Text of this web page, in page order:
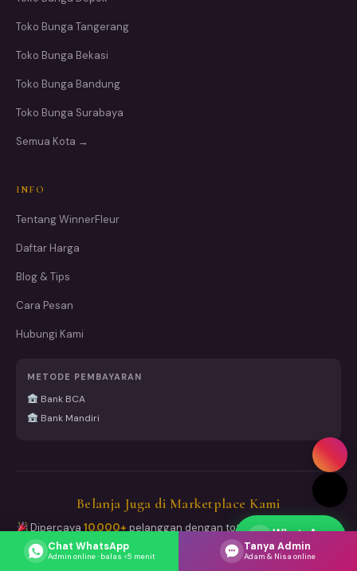
Toko Bunga Tangerang
Toko Bunga Bekasi
Toko Bunga Bandung
Toko Bunga Surabaya
Semua Kota →
INFO
Tentang WinnerFleur
Daftar Harga
Blog & Tips
Cara Pesan
Hubungi Kami
METODE PEMBAYARAN
Bank BCA
Bank Mandiri
Belanja Juga di Marketplace Kami
Dipercaya10.000+ pelanggan dengan total15.000+ pesanan
WhatsApp
Respons cepat
Chat WhatsApp
Admin online · balas <5 menit
Tanya Admin
Adam & Nisa online